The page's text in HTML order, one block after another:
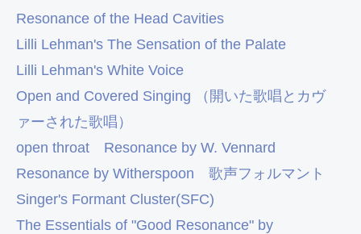
Resonance of the Head Cavities
Lilli Lehman's The Sensation of the Palate
Lilli Lehman's White Voice
Open and Covered Singing （開いた歌唱とカヴ
ァーされた歌唱）
open throat
Resonance by W. Vennard
Resonance by Witherspoon
歌声フォルマント
Singer's Formant Cluster(SFC)
The Essentials of "Good Resonance" by